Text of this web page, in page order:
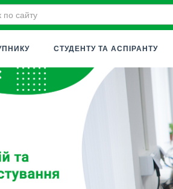
СТУДЕНТУ ТА АСПІРАНТУ